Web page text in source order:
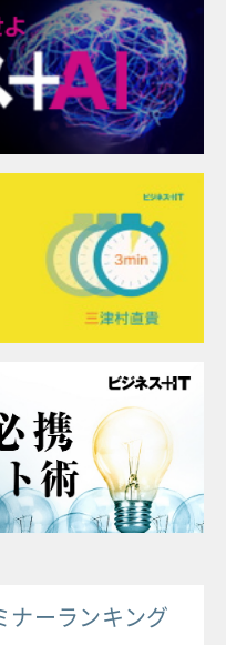
ナーランキング